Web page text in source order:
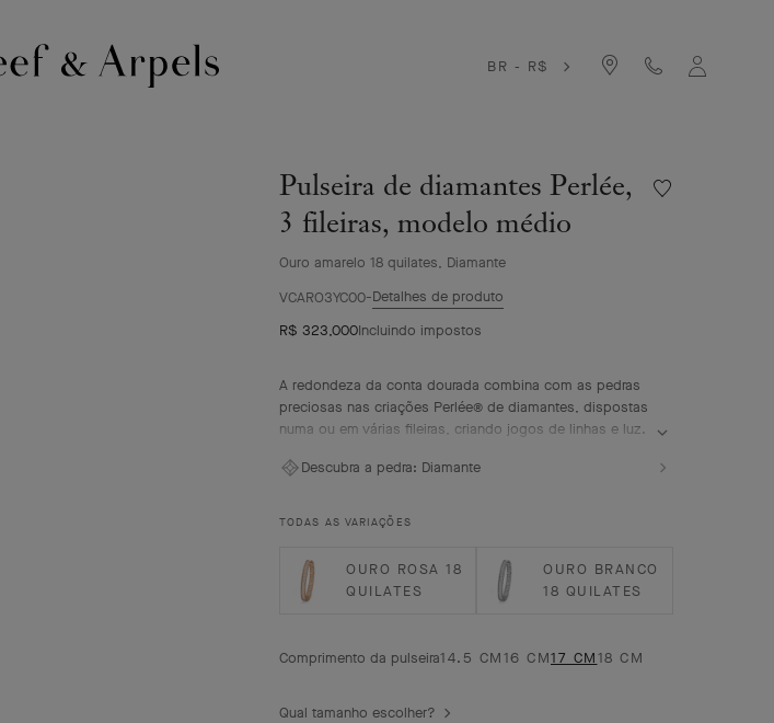
BR - R$
Pulseira de diamantes Perlée,
3 fileiras, modelo médio
Ouro amarelo 18 quilates, Diamante
Lista
VCARO3YC00 Detalhes de produto
R$ 323,000Incluindo impostos
A redondeza da conta dourada combina com as pedras
preciosas nas criações Perlée® de diamantes, dispostas
numa ou em várias fileiras, criando jogos de linhas e luz.
Pulseira Perlée Diamonds, 3 fileiras, ouro amarelo de 18
Descubra a pedra: Diamante
TODAS AS VARIAÇÕES
OURO ROSA 18
QUILATES
OURO BRANCO
18 QUILATES
Comprimento da pulseira14.5 CM16 CM17 CM18 CM
Qual tamanho escolher?